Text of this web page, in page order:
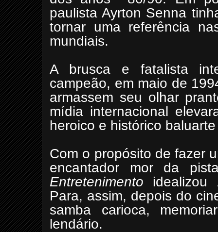
paulista Ayrton Senna
tornar uma referência
mundiais.
A brusca e fatalista
campeão, em maio de
armassem seu olhar
mídia internacional
heroico e histórico
Com o propósito de fazer
encantador mor da
Entretenimento idealizou
Para, assim, depois do
samba carioca,
lendário.